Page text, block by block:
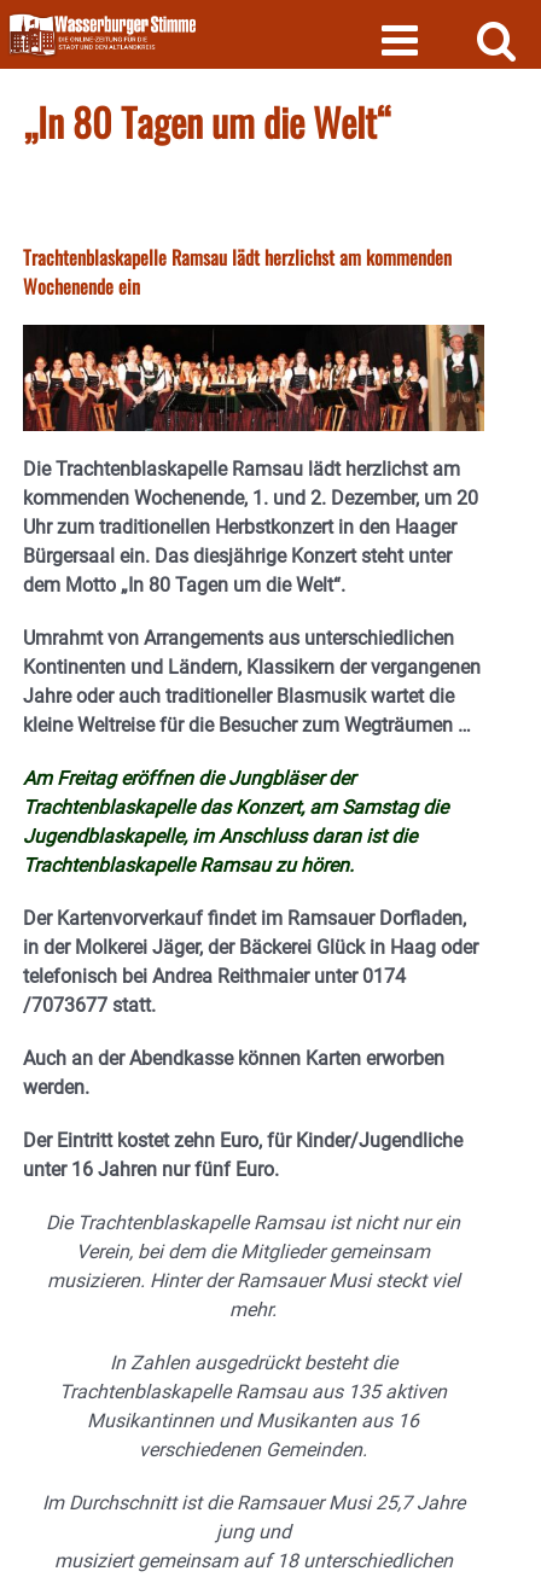
Skip
to
content
„In 80 Tagen um die Welt“
Trachtenblaskapelle Ramsau lädt herzlichst am kommenden
Wochenende ein
Die Trachtenblaskapelle Ramsau lädt herzlichst am
kommenden Wochenende, 1. und 2. Dezember, um 20
Uhr zum traditionellen Herbstkonzert in den Haager
Bürgersaal ein. Das diesjährige Konzert steht unter
dem Motto „In 80 Tagen um die Welt“.
Umrahmt von Arrangements aus unterschiedlichen
Kontinenten und Ländern, Klassikern der vergangenen
Jahre oder auch traditioneller Blasmusik wartet die
kleine Weltreise für die Besucher zum Wegträumen …
Am Freitag eröffnen die Jungbläser der
Trachtenblaskapelle das Konzert, am Samstag die
Jugendblaskapelle, im Anschluss daran ist die
Trachtenblaskapelle Ramsau zu hören.
Der Kartenvorverkauf findet im Ramsauer Dorfladen,
in der Molkerei Jäger, der Bäckerei Glück in Haag oder
telefonisch bei Andrea Reithmaier unter 0174
/7073677 statt.
Auch an der Abendkasse können Karten erworben
werden.
Der Eintritt kostet zehn Euro, für Kinder/Jugendliche
unter 16 Jahren nur fünf Euro.
Die Trachtenblaskapelle Ramsau ist nicht nur ein
Verein, bei dem die Mitglieder gemeinsam
musizieren. Hinter der Ramsauer Musi steckt viel
mehr.
In Zahlen ausgedrückt besteht die
Trachtenblaskapelle Ramsau aus 135 aktiven
Musikantinnen und Musikanten aus 16
verschiedenen Gemeinden.
Im Durchschnitt ist die Ramsauer Musi 25,7 Jahre
jung und
musiziert gemeinsam auf 18 unterschiedlichen